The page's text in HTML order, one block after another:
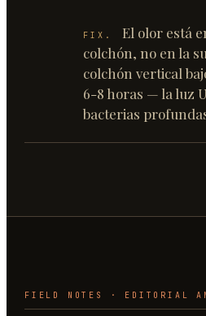
FIX.
El olor está
colchón, no en la
colchón vertical
6-8 horas — la luz
bacterias
FIELD NOTES · EDITORIAL